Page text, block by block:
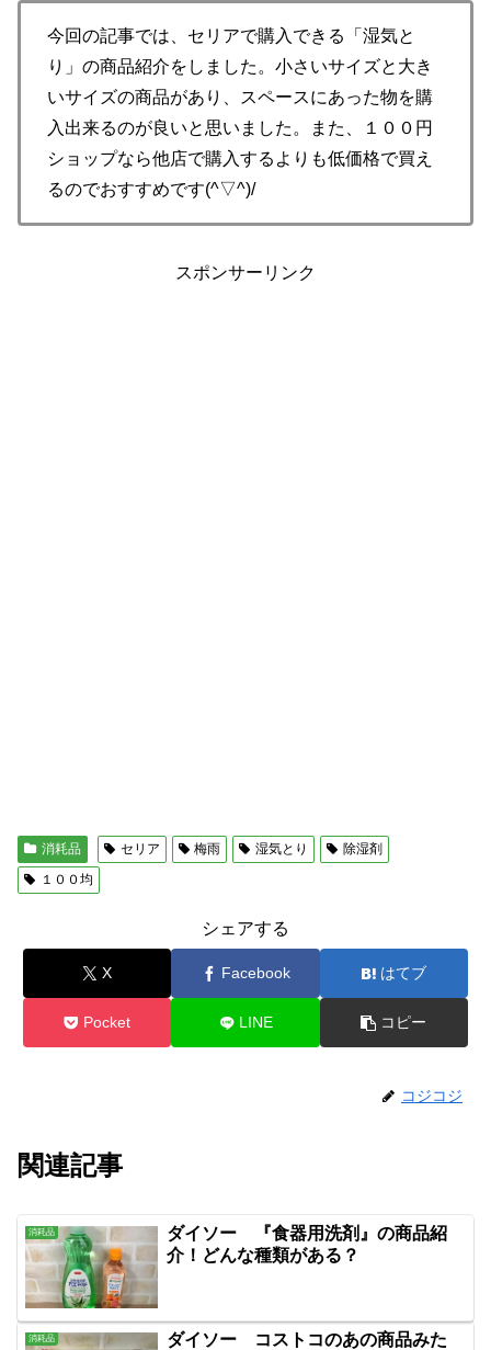
今回の記事では、セリアで購入できる「湿気と
り」の商品紹介をしました。小さいサイズと大き
いサイズの商品があり、スペースにあった物を購
入出来るのが良いと思いました。また、１００円
ショップなら他店で購入するよりも低価格で買え
るのでおすすめです(^▽^)/
スポンサーリンク
消耗品 セリア 梅雨 湿気とり
除湿剤
１００均
シェアする
X Facebook はてブ
Pocket LINE コピー
コジコジ
関連記事
消耗品
ダイソー 『食器用洗剤』の商品紹
介！どんな種類がある？
消耗品
ダイソー コストコのあの商品みた